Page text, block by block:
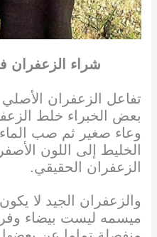
شراء الزعفران
تفاعل الزعفران
بعض الخبراء خلط
وعاء صغير ثم صب
الخليط إلى اللون
الزعفران الحقيقي.
والزعفران الجيد لا
ميسمه ليست بيضاء